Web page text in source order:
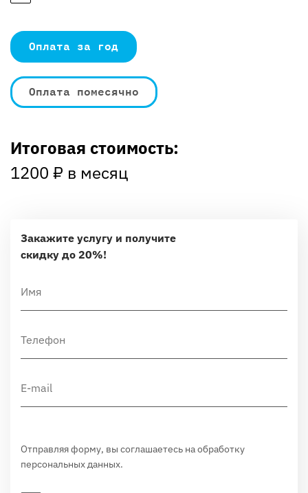
Оплата за год
Оплата помесячно
Итоговая стоимость:
1200 ₽ в месяц
Закажите услугу и получите
скидку до 20%!
Отправляя форму, вы соглашаетесь на обработку
персональных данных.